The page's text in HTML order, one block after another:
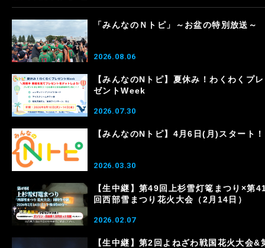
「みんなのＮトピ」～お盆の特別放送～
2026.08.06
【みんなのNトピ】夏休み！わくわくプレ
ゼントWeek
2026.07.30
【みんなのNトピ】4月6日(月)スタート！
2026.03.30
【生中継】第49回上杉雪灯篭まつり×第
回西部雪まつり花火大会（2月14日）
2026.02.07
【生中継】第2回よねざわ戦国花火大会&